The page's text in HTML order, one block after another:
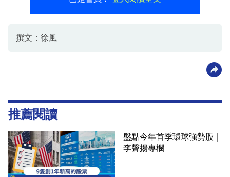
撰文：徐風
推薦閱讀
盤點今年首季環球強勢股｜
李聲揚專欄